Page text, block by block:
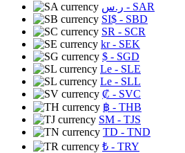
ر.س - SAR
SI$ - SBD
SR - SCR
kr- SEK
$ - SGD
Le - SLE
Le - SLL
₡ - SVC
฿ - THB
ЅМ - TJS
TD - TND
₺ - TRY